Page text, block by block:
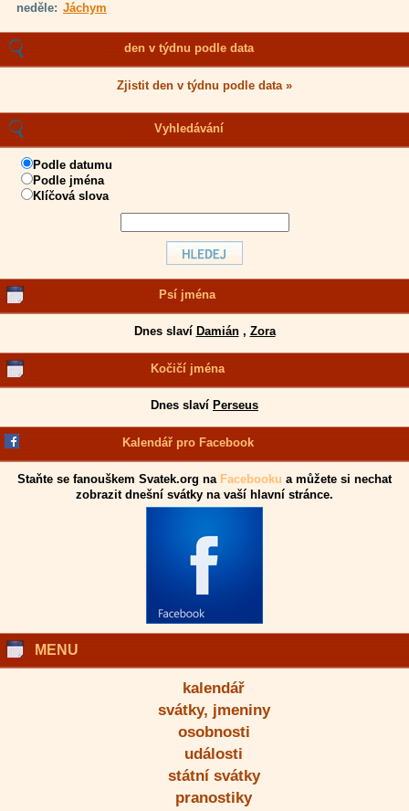
neděle: Jáchym
den v týdnu podle data
Zjistit den v týdnu podle data »
Vyhledávání
Podle datumu
Podle jména
Klíčová slova
Psí jména
Dnes slaví Damián, Zora
Kočičí jména
Dnes slaví Perseus
Kalendář pro Facebook
Staňte se fanouškem Svatek.org na Facebooku a můžete si nechat
zobrazit dnešní svátky na vaší hlavní stránce.
MENU
kalendář
svátky, jmeniny
osobnosti
události
státní svátky
pranostiky